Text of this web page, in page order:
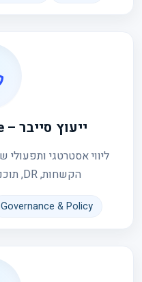
ייעוץ סייבר – CISO as a Service
הקשחות, DR, תוכניות עבודה ותרגילי חוסן.
Governance & Policy